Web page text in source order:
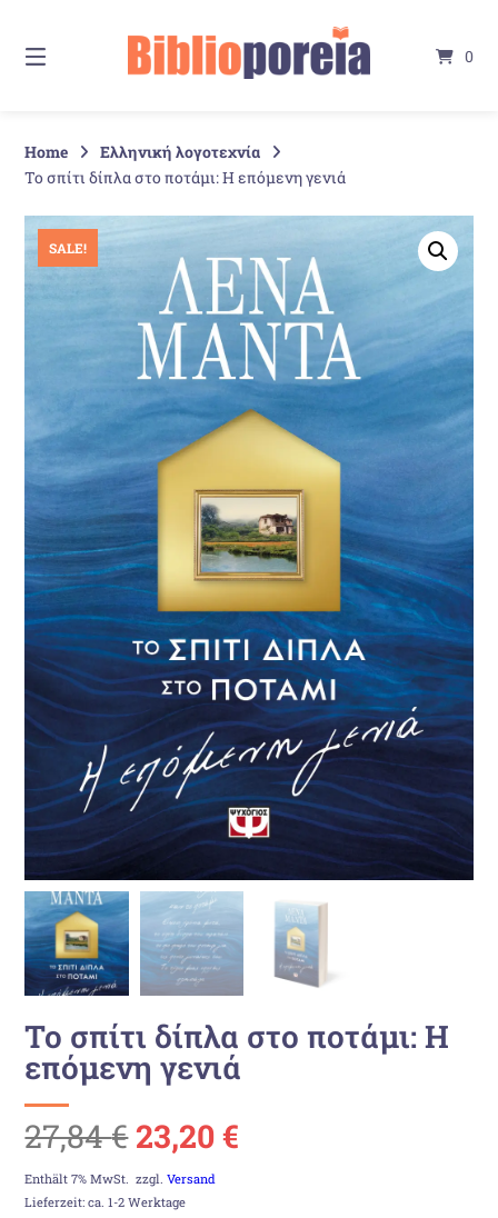
Inhalt
0
Home
Ελληνική λογοτεχνία
Το σπίτι δίπλα στο ποτάμι: Η επόμενη γενιά
SALE!
Το σπίτι δίπλα στο ποτάμι: Η
επόμενη γενιά
27,84€Ursprünglicher
Preis
23,20€
Enthält 7% MwSt. zzgl.Versand
Lieferzeit: ca. 1-2 Werktage